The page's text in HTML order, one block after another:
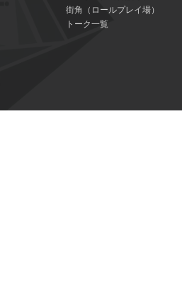
街角（ロールプレイ場）
トーク一覧